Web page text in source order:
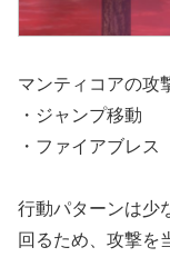
マンティコアの攻
・ジャンプ移動
・ファイアブレス
行動パターンは少
回るため、攻撃を